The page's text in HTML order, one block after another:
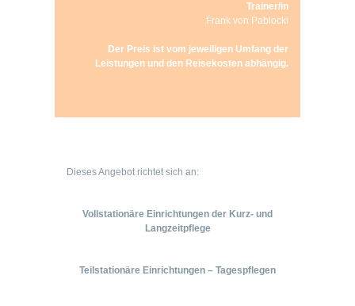
Trainer/in
Frank von Pablocki
Der Preis ist vom jeweiligen Umfang der
Leistungen und den Reisekosten abhängig.
Dieses Angebot richtet sich an:
Vollstationäre Einrichtungen der Kurz- und
Langzeitpflege
Teilstationäre Einrichtungen – Tagespflegen